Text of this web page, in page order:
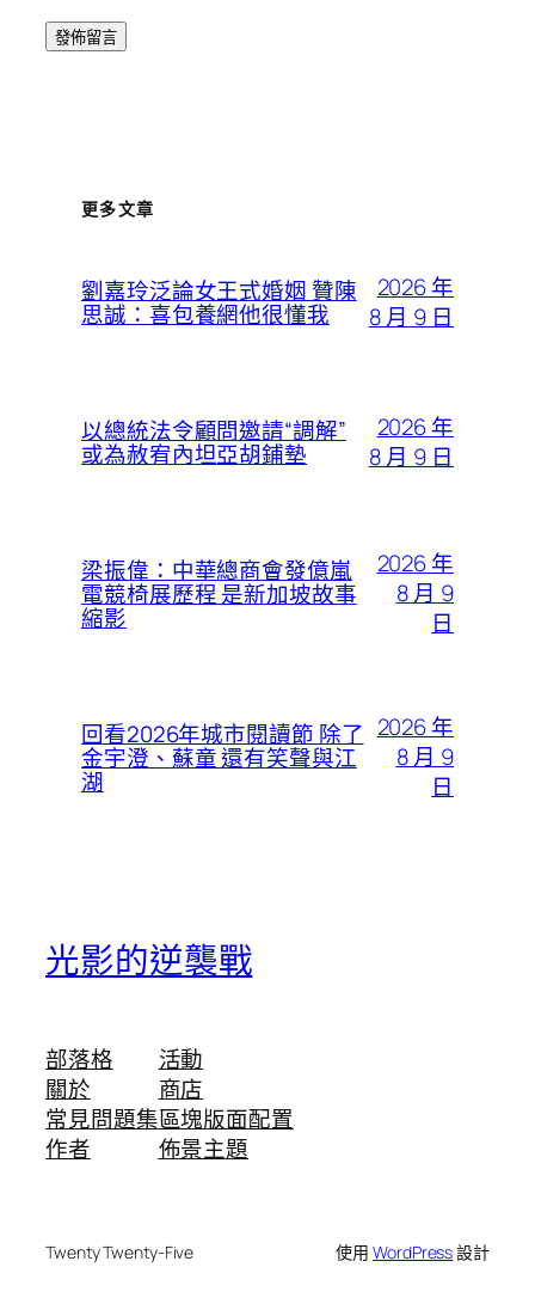
更多文章
劉嘉玲泛論女王式婚姻 贊陳
思誠：喜包養網他很懂我
2026 年
8 月 9 日
以總統法令顧問邀請“調解”
或為赦宥內坦亞胡鋪墊
2026 年
8 月 9 日
梁振偉：中華總商會發億嵐
電競椅展歷程 是新加坡故事
縮影
2026 年
8 月 9
日
回看2026年城市閱讀節 除了
金宇澄、蘇童 還有笑聲與江
湖
2026 年
8 月 9
日
光影的逆襲戰
部落格
關於
常見問題集
作者
活動
商店
區塊版面配置
佈景主題
Twenty Twenty-Five 使用WordPress設計